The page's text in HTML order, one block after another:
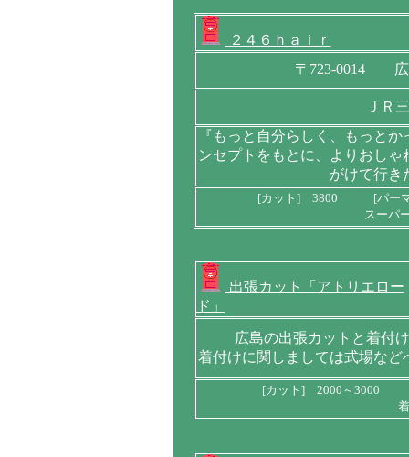
２４６ｈａｉｒ
〒723-0014 広
ＪＲ
『もっと自分らしく、もっと
ンセプトをもとに、よりおし
がけて行き
[カット] 3800 [パー
スーパ
出張カット「アトリエロー
ド」
広島の出張カットと着付
着付けに関しましては式場な
[カット] 2000～3000